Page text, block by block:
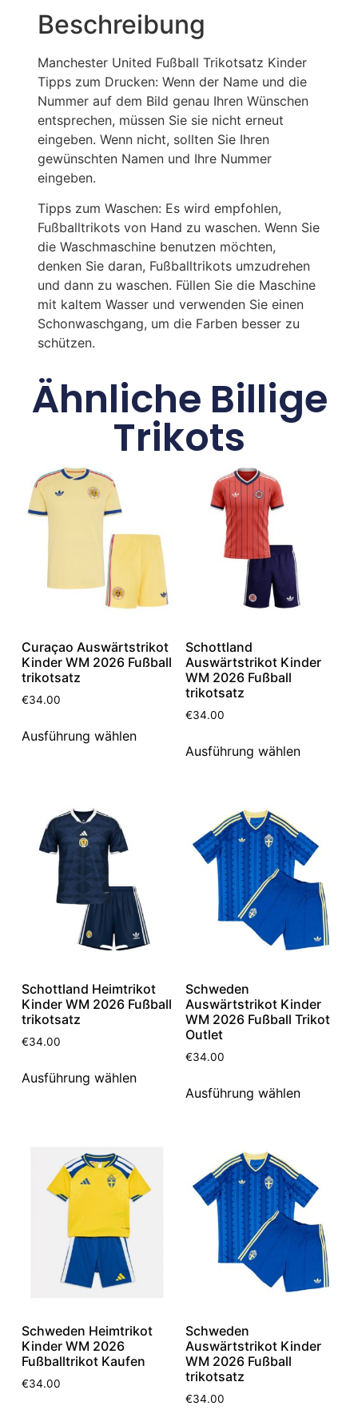
Beschreibung
Manchester United Fußball Trikotsatz Kinder
Tipps zum Drucken: Wenn der Name und die
Nummer auf dem Bild genau Ihren Wünschen
entsprechen, müssen Sie sie nicht erneut
eingeben. Wenn nicht, sollten Sie Ihren
gewünschten Namen und Ihre Nummer
eingeben.
Tipps zum Waschen: Es wird empfohlen,
Fußballtrikots von Hand zu waschen. Wenn Sie
die Waschmaschine benutzen möchten,
denken Sie daran, Fußballtrikots umzudrehen
und dann zu waschen. Füllen Sie die Maschine
mit kaltem Wasser und verwenden Sie einen
Schonwaschgang, um die Farben besser zu
schützen.
Ähnliche Billige
Trikots
Curaçao Auswärtstrikot
Kinder WM 2026 Fußball
trikotsatz
€34.00
Ausführung wählen
Schottland
Auswärtstrikot Kinder
WM 2026 Fußball
trikotsatz
€34.00
Ausführung wählen
Schottland Heimtrikot
Kinder WM 2026 Fußball
trikotsatz
€34.00
Ausführung wählen
Schweden
Auswärtstrikot Kinder
WM 2026 Fußball Trikot
Outlet
€34.00
Ausführung wählen
Schweden Heimtrikot
Kinder WM 2026
Fußballtrikot Kaufen
€34.00
Schweden
Auswärtstrikot Kinder
WM 2026 Fußball
trikotsatz
€34.00